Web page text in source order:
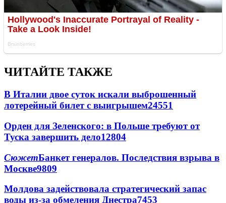
ЧИТАЙТЕ ТАКЖЕ
В Италии двое суток искали выброшенный
лотерейный билет с выигрышем24551
Орден для Зеленского: в Польше требуют от
Туска завершить дело12804
СюжетБанкет генералов. Последствия взрыва в
Москве9809
Молдова задействовала стратегический запас
воды из-за обмеления Днестра7453